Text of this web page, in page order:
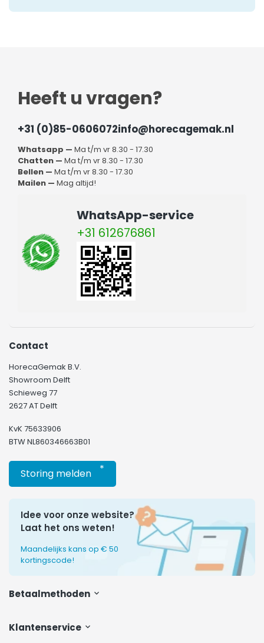
Heeft u vragen?
+31 (0)85-0606072info@horecagemak.nl
Whatsapp — Ma t/m vr 8.30 - 17.30
Chatten — Ma t/m vr 8.30 - 17.30
Bellen — Ma t/m vr 8.30 - 17.30
Mailen — Mag altijd!
WhatsApp-service
+31 612676861
Klantenservice
Contact
HorecaGemak B.V.
Showroom Delft
Schieweg 77
2627 AT Delft
KvK 75633906
BTW NL860346663B01
Storing melden *
Idee voor onze website?
Laat het ons weten!
Maandelijks kans op € 50
kortingscode!
Betaalmethoden